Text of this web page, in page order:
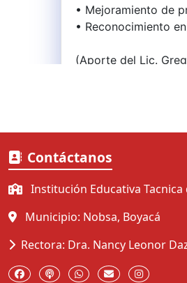
Contáctanos
Institución Educativa Tacnica
Municipio: Nobsa, Boyacá
Rectora: Dra. Nancy Leonor